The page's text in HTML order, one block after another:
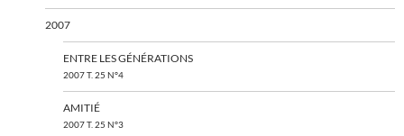
2007
ENTRE LES GÉNÉRATIONS
2007 T. 25 N°4
AMITIÉ
2007 T. 25 N°3